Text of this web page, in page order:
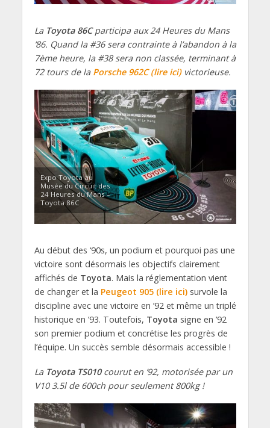
La Toyota 86Cparticipa aux 24 Heures du Mans
’86. Quand la #36 sera contrainte à l’abandon à la
7ème heure, la #38 sera non classée, terminant à
72 tours de la Porsche 962C (lire ici)victorieuse.
Expo Toyota au
Musée du Circuit des
24 Heures du Mans –
Toyota 86C
Au début des ‘90s, un podium et pourquoi pas une
victoire sont désormais les objectifs clairement
affichés de Toyota. Mais la réglementation vient
de changer et la Peugeot 905 (lire ici)survole la
discipline avec une victoire en ’92 et même un triplé
historique en ’93. Toutefois, Toyota signe en ’92
son premier podium et concrétise les progrès de
l’équipe. Un succès semble désormais accessible !
La Toyota TS010courut en ’92, motorisée par un
V10 3.5l de 600ch pour seulement 800kg !